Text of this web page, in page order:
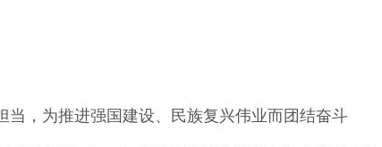
，为推进强国建设、民族复兴伟业而团结奋斗